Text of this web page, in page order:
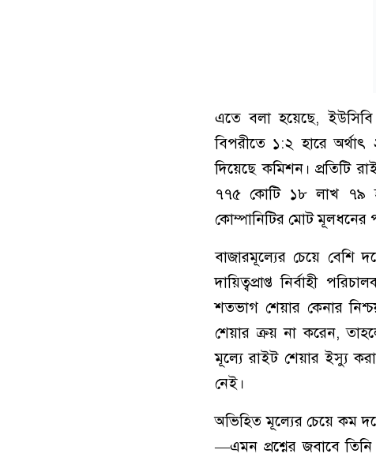
এতে বলা হয়েছে,
বিপরীতে ১:২ হারে
দিয়েছে কমিশন। প্রতিটি
৭৭৫ কোটি ১৮ লাখ ৭৯
কোম্পানিটির মোট মূলধনের
বাজারমূল্যের চেয়ে বেশি
দায়িত্বপ্রাপ্ত নির্বাহী
শতভাগ শেয়ার কেনার
শেয়ার ক্রয় না করেন,
মূল্যে রাইট শেয়ার ইস্যু
নেই।
অভিহিত মূল্যের চেয়ে কম
—এমন প্রশ্নের জবাবে